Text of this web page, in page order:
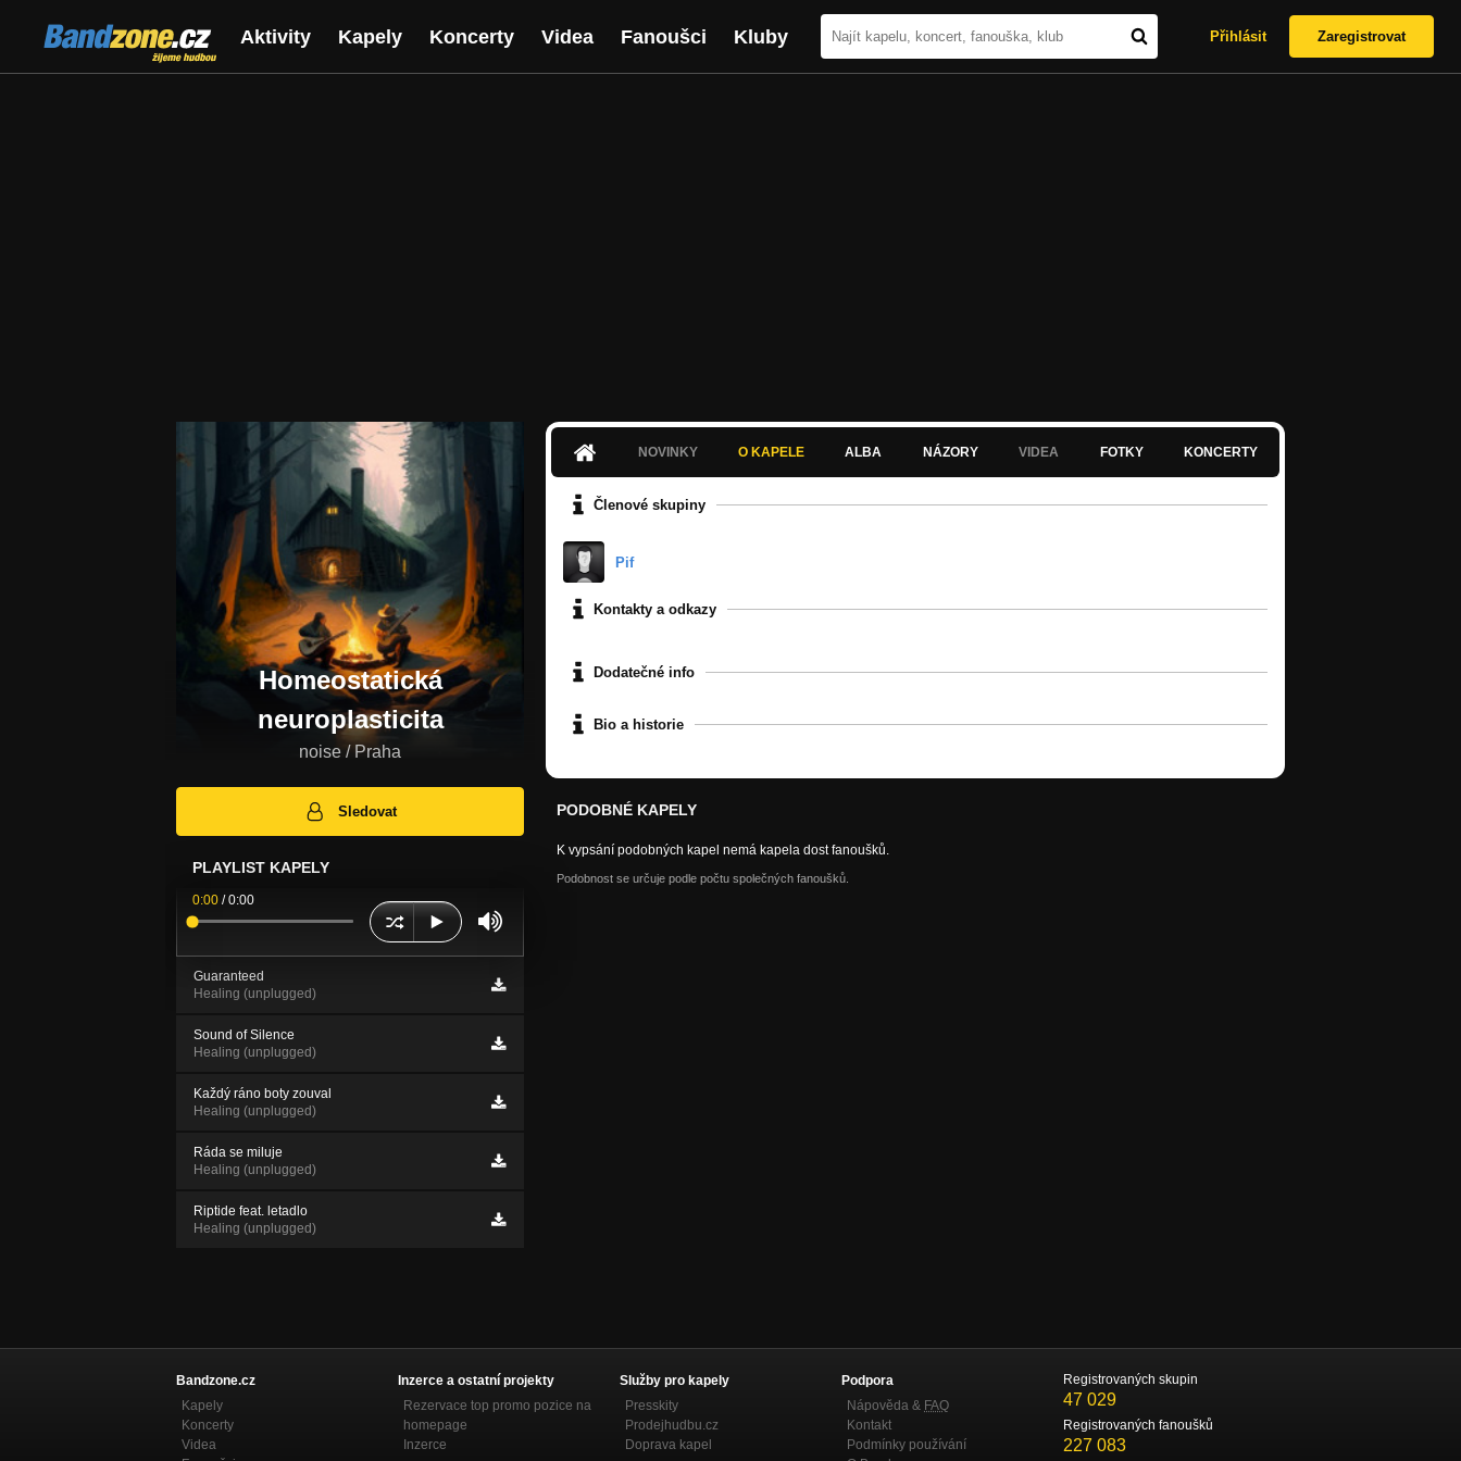
Bandzone.cz
žijeme hudbou
Aktivity Kapely Koncerty Videa Fanoušci Kluby Přihlásit Zaregistrovat
Homeostatická
neuroplasticita
noise / Praha
Sledovat
PLAYLIST KAPELY
0:00 /0:00
Guaranteed
Healing (unplugged)
Sound of Silence
Healing (unplugged)
Každý ráno boty zouval
Healing (unplugged)
Ráda se miluje
Healing (unplugged)
Riptide feat. letadlo
Healing (unplugged)
NOVINKY O KAPELE ALBA NÁZORY VIDEA FOTKY KONCERTY
Členové skupiny
Pif
Kontakty a odkazy
Dodatečné info
Bio a historie
PODOBNÉ KAPELY
K vypsání podobných kapel nemá kapela dost fanoušků.
Podobnost se určuje podle počtu společných fanoušků.
Bandzone.cz
Kapely
Koncerty
Videa
Inzerce a ostatní projekty
Rezervace top promo pozice na
homepage
Inzerce
Služby pro kapely
Presskity
Prodejhudbu.cz
Doprava kapel
Podpora
Nápověda & FAQ
Kontakt
Podmínky používání
Registrovaných skupin
47 029
Registrovaných fanoušků
227 083